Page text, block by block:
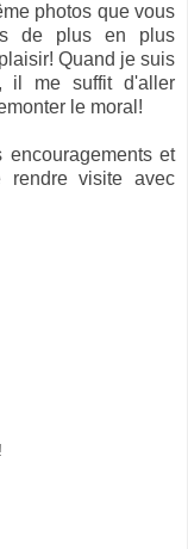
photos que vous
de plus en plus
Quand je suis
il me suffit d'aller
le moral!
et
rendre visite avec